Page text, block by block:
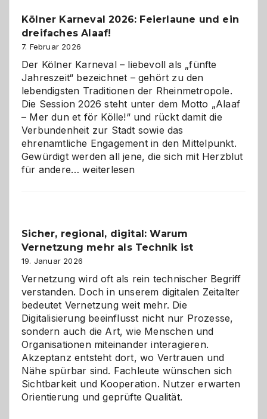
geworden
Kölner Karneval 2026: Feierlaune und ein
dreifaches Alaaf!
7. Februar 2026
Der Kölner Karneval – liebevoll als „fünfte
Jahreszeit“ bezeichnet – gehört zu den
lebendigsten Traditionen der Rheinmetropole.
Die Session 2026 steht unter dem Motto „Alaaf
– Mer dun et för Kölle!“ und rückt damit die
Verbundenheit zur Stadt sowie das
ehrenamtliche Engagement in den Mittelpunkt.
Gewürdigt werden all jene, die sich mit Herzblut
für andere…Kölner
ein
dreifaches
Alaaf!
weiterlesen
Sicher, regional, digital: Warum
Vernetzung mehr als Technik ist
19. Januar 2026
Vernetzung wird oft als rein technischer Begriff
verstanden. Doch in unserem digitalen Zeitalter
bedeutet Vernetzung weit mehr. Die
Digitalisierung beeinflusst nicht nur Prozesse,
sondern auch die Art, wie Menschen und
Organisationen miteinander interagieren.
Akzeptanz entsteht dort, wo Vertrauen und
Nähe spürbar sind. Fachleute wünschen sich
Sichtbarkeit und Kooperation. Nutzer erwarten
Orientierung und geprüfte Qualität.